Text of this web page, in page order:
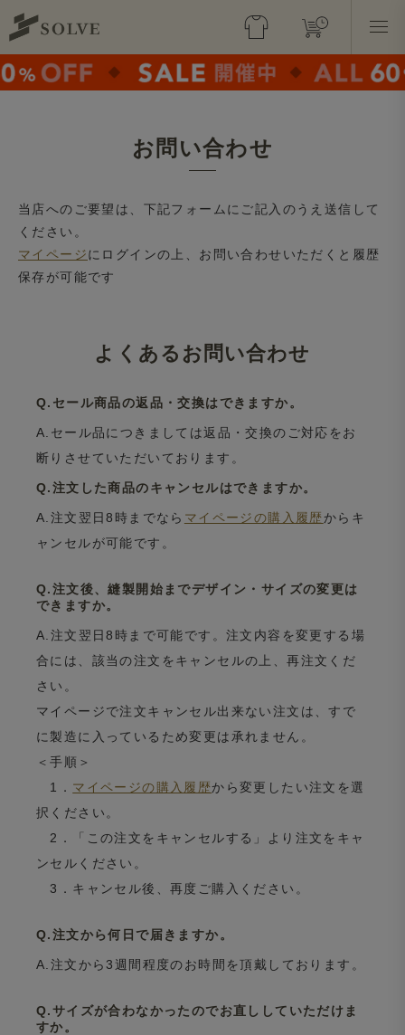
お問い合わせ
当店へのご要望は、下記フォームにご記入のうえ送信して
ください。
マイページにログインの上、お問い合わせいただくと履歴
保存が可能です
よくあるお問い合わせ
Q.セール商品の返品・交換はできますか。
A.セール品につきましては返品・交換のご対応をお
断りさせていただいております。
Q.注文した商品のキャンセルはできますか。
A.注文翌日8時までなら マイページの購入履歴からキ
ャンセルが可能です。
Q.注文後、縫製開始までデザイン・サイズの変更は
できますか。
A.注文翌日8時まで可能です。注文内容を変更する場
合には、該当の注文をキャンセルの上、再注文くだ
さい。
マイページで注文キャンセル出来ない注文は、すで
に製造に入っているため変更は承れません。
＜手順＞
1． マイページの購入履歴から変更したい注文を選
択ください。
2．「この注文をキャンセルする」より注文をキャ
ンセルください。
3．キャンセル後、再度ご購入ください。
Q.注文から何日で届きますか。
A.注文から3週間程度のお時間を頂戴しております。
Q.サイズが合わなかったのでお直ししていただけま
すか。